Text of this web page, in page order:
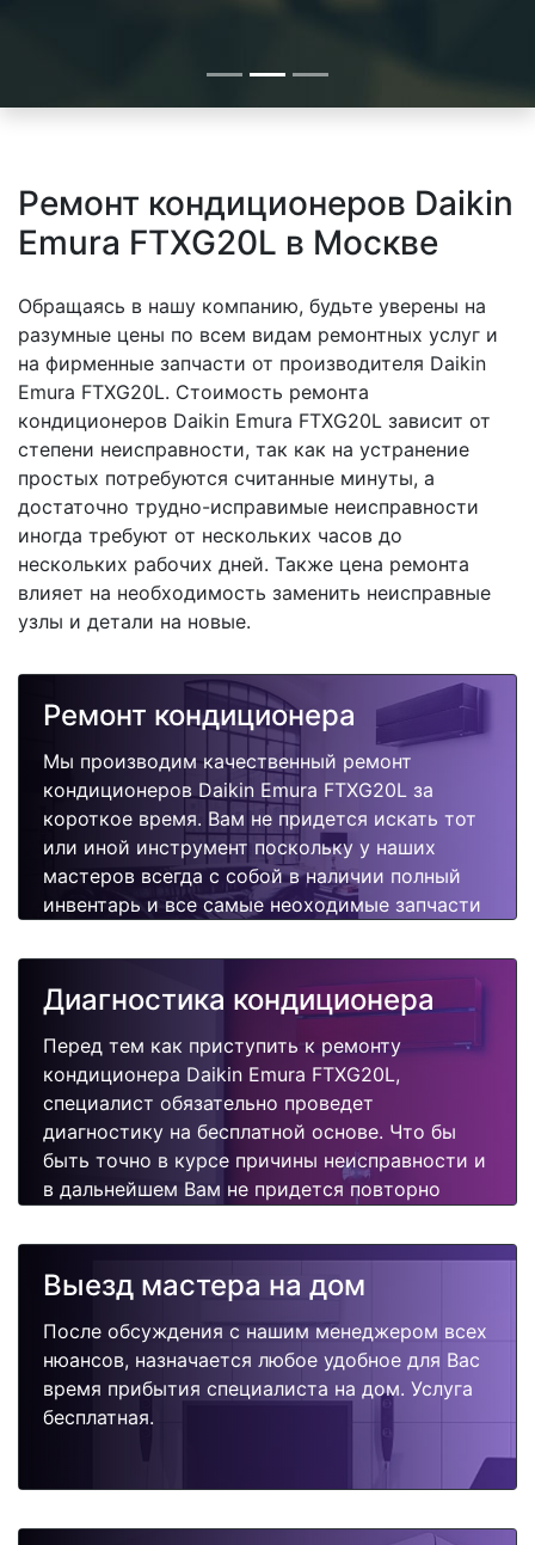
Ремонт кондиционеров Daikin
Emura FTXG20L в Москве
Обращаясь в нашу компанию, будьте уверены на
разумные цены по всем видам ремонтных услуг и
на фирменные запчасти от производителя Daikin
Emura FTXG20L. Стоимость ремонта
кондиционеров Daikin Emura FTXG20L зависит от
степени неисправности, так как на устранение
простых потребуются считанные минуты, а
достаточно трудно-исправимые неисправности
иногда требуют от нескольких часов до
нескольких рабочих дней. Также цена ремонта
влияет на необходимость заменить неисправные
узлы и детали на новые.
Ремонт кондиционера
Мы производим качественный ремонт
кондиционеров Daikin Emura FTXG20L за
короткое время. Вам не придется искать тот
или иной инструмент поскольку у наших
мастеров всегда с собой в наличии полный
инвентарь и все самые неоходимые запчасти
быстро, качественно и недорого.
Диагностика кондиционера
Перед тем как приступить к ремонту
кондиционера Daikin Emura FTXG20L,
специалист обязательно проведет
диагностику на бесплатной основе. Что бы
быть точно в курсе причины неисправности и
в дальнейшем Вам не придется повторно
поломок.
Выезд мастера на дом
После обсуждения с нашим менеджером всех
нюансов, назначается любое удобное для Вас
время прибытия специалиста на дом. Услуга
бесплатная.